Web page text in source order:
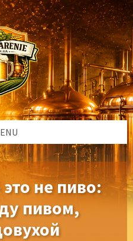
не пиво:
пивом,